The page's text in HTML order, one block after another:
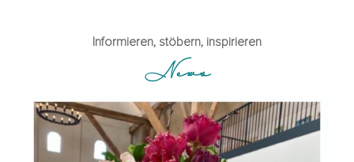
Informieren, stöbern, inspirieren
News